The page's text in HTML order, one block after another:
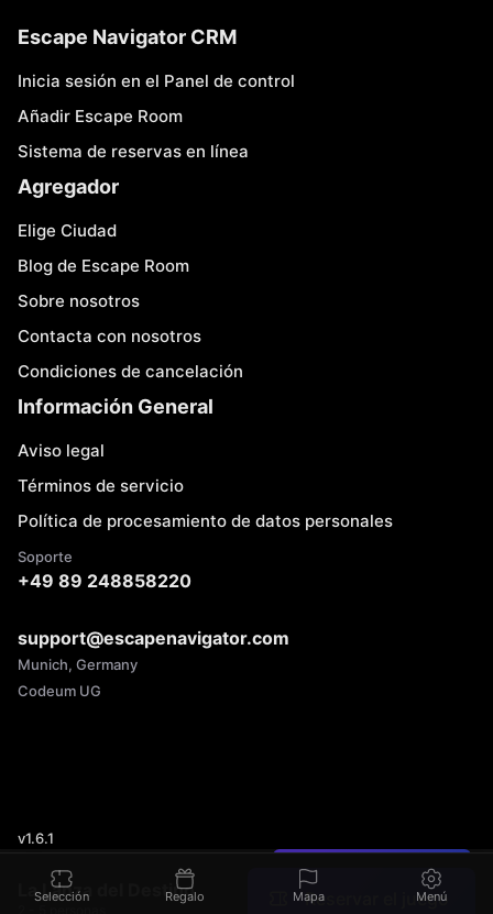
La Lanza del Destino Reservar el juego
¿Encontraste un error?
Escape Navigator CRM
Inicia sesión en el Panel de control
Añadir Escape Room
Sistema de reservas en línea
Agregador
Elige Ciudad
Blog de Escape Room
Sobre nosotros
Contacta con nosotros
Condiciones de cancelación
Información General
Aviso legal
Términos de servicio
Política de procesamiento de datos personales
Soporte
+49 89 248858220
support@escapenavigator.com
Munich, Germany
Codeum UG
v1.6.1
Selección Regalo Mapa Menú